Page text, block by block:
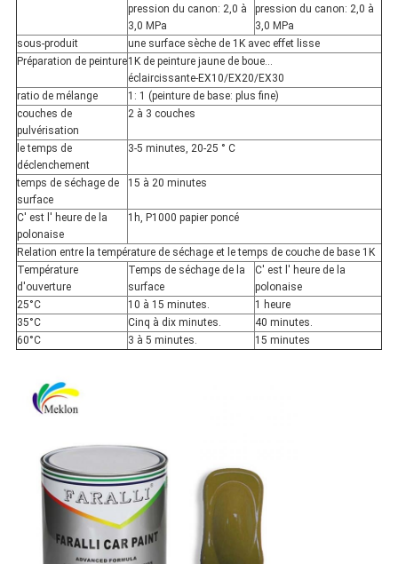
pression du canon: 2,0 à
3,0 MPa
pression du canon: 2,0 à
3,0 MPa
sous-produit
une surface sèche de 1K avec effet lisse
Préparation de peinture1K de peinture jaune de boue...
éclaircissante-EX10/EX20/EX30
ratio de mélange
1: 1 (peinture de base: plus fine)
couches de
pulvérisation
2 à 3 couches
le temps de
déclenchement
3-5 minutes, 20-25 ° C
temps de séchage de
surface
15 à 20 minutes
C' est l' heure de la
polonaise
1h, P1000 papier poncé
Relation entre la température de séchage et le temps de couche de base 1K
Température
d'ouverture
Temps de séchage de la
surface
C' est l' heure de la
polonaise
25°C
10 à 15 minutes.
1 heure
35°C
Cinq à dix minutes.
40 minutes.
60°C
3 à 5 minutes. 15 minutes